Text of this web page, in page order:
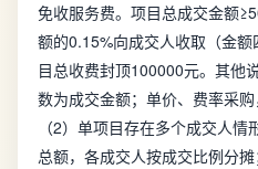
免收服务费。项目总成交金额
额的0.15%向成交人收取（金
目总收费封顶100000元。其他
数为成交金额；单价、费率采购
（2）单项目存在多个成交人
总额，各成交人按成交比例分